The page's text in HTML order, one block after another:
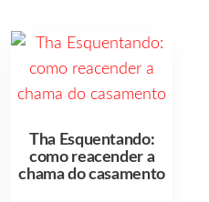
Tha Esquentando:
como reacender a
chama do casamento